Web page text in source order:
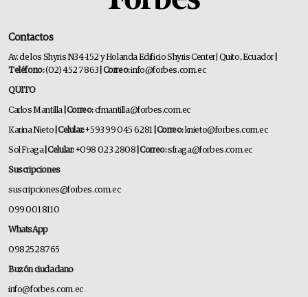
Contactos
Av. de los Shyris N34-152 y Holanda Edificio Shyris Center | Quito, Ecuador
Teléfono:(02) 452 7863 | Correo:info@forbes.com.ec
QUITO
Carlos Mantilla | Correo:cfmantilla@forbes.com.ec
Karina Nieto | Celular:+593 99 045 6281 | Correo:knieto@forbes.com.ec
Sol Fraga| Celular:+098 023 2808 | Correo:sfraga@forbes.com.ec
Suscripciones
suscripciones@forbes.com.ec
099 001 8110
WhatsApp
0982528765
Buzón ciudadano
info@forbes.com.ec